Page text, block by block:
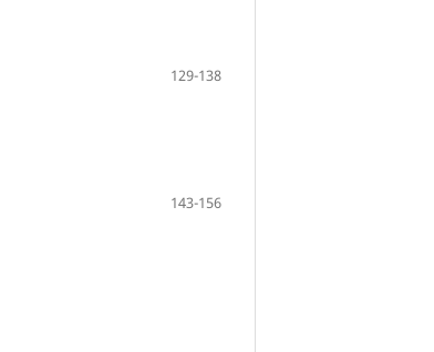
129-138
143-156